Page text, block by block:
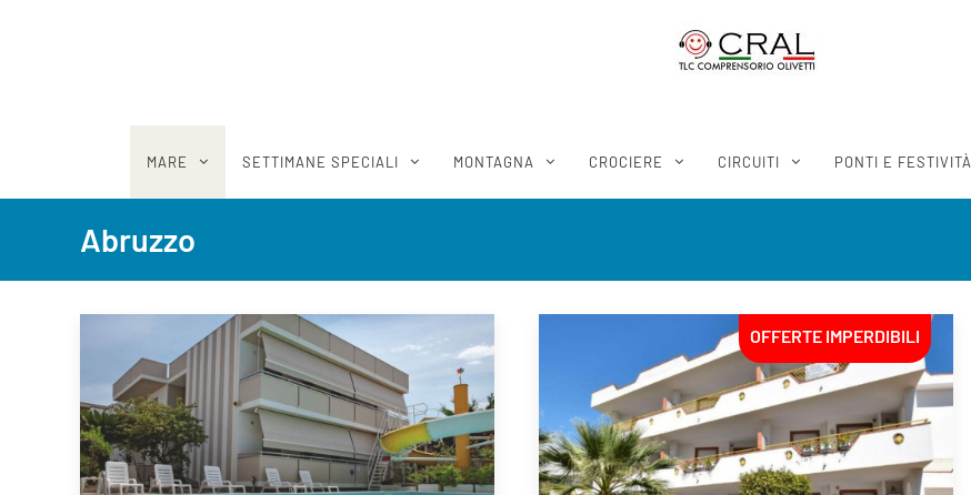
MARE SETTIMANE SPECIALI MONTAGNA CROCIERE CIRCUITI PONTI E FESTIVITÀ
Abruzzo
OFFERTE IMPERDIBILI